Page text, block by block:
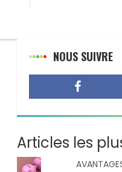
NOUS SUIVRE
Articles les